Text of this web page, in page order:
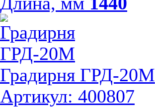
Градирня ГРД-20М
Артикул: 400807